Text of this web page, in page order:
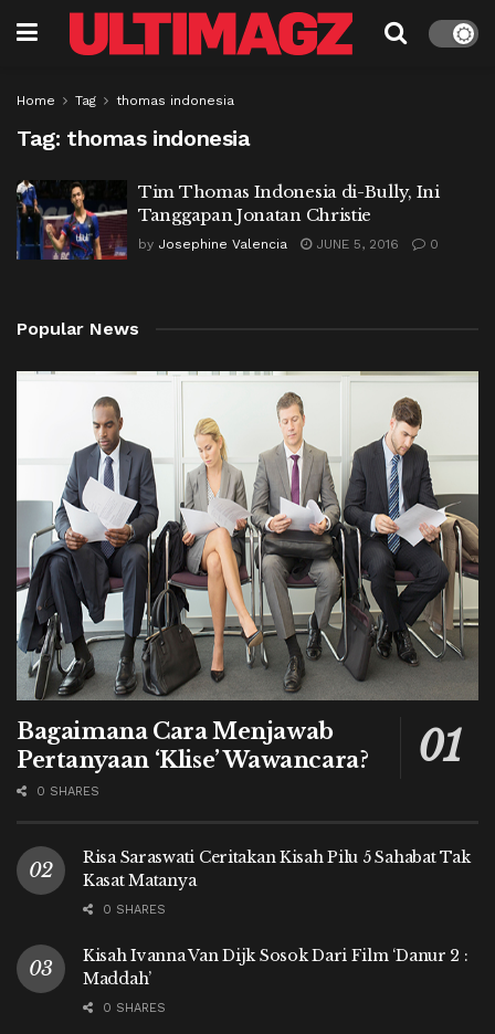
Home Tag thomas indonesia
Tag: thomas indonesia
Tim Thomas Indonesia di-Bully, Ini
Tanggapan Jonatan Christie
by Josephine Valencia JUNE 5, 2016 0
Popular News
Bagaimana Cara Menjawab
Pertanyaan ‘Klise’ Wawancara?
0 SHARES
Risa Saraswati Ceritakan Kisah Pilu 5 Sahabat Tak
Kasat Matanya
0 SHARES
Kisah Ivanna Van Dijk Sosok Dari Film ‘Danur 2 :
Maddah’
0 SHARES